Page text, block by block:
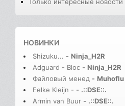
Только интересные новости
НОВИНКИ
Shizuku... - Ninja_H2R
Adguard - Bloc - Ninja_H2R
Файловый менед - Muhoflu
Eelke Kleijn - - .::DSE::.
Armin van Buur - .::DSE::.